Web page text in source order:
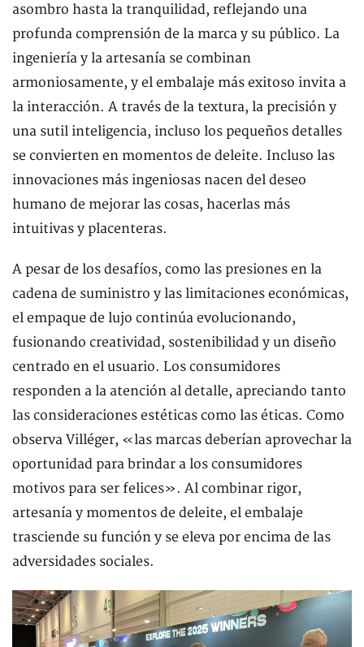
asombro hasta la tranquilidad, reflejando una
profunda comprensión de la marca y su público. La
ingeniería y la artesanía se combinan
armoniosamente, y el embalaje más exitoso invita a
la interacción. A través de la textura, la precisión y
una sutil inteligencia, incluso los pequeños detalles
se convierten en momentos de deleite. Incluso las
innovaciones más ingeniosas nacen del deseo
humano de mejorar las cosas, hacerlas más
intuitivas y placenteras.
A pesar de los desafíos, como las presiones en la
cadena de suministro y las limitaciones económicas,
el empaque de lujo continúa evolucionando,
fusionando creatividad, sostenibilidad y un diseño
centrado en el usuario. Los consumidores
responden a la atención al detalle, apreciando tanto
las consideraciones estéticas como las éticas. Como
observa Villéger, «las marcas deberían aprovechar la
oportunidad para brindar a los consumidores
motivos para ser felices». Al combinar rigor,
artesanía y momentos de deleite, el embalaje
trasciende su función y se eleva por encima de las
adversidades sociales.